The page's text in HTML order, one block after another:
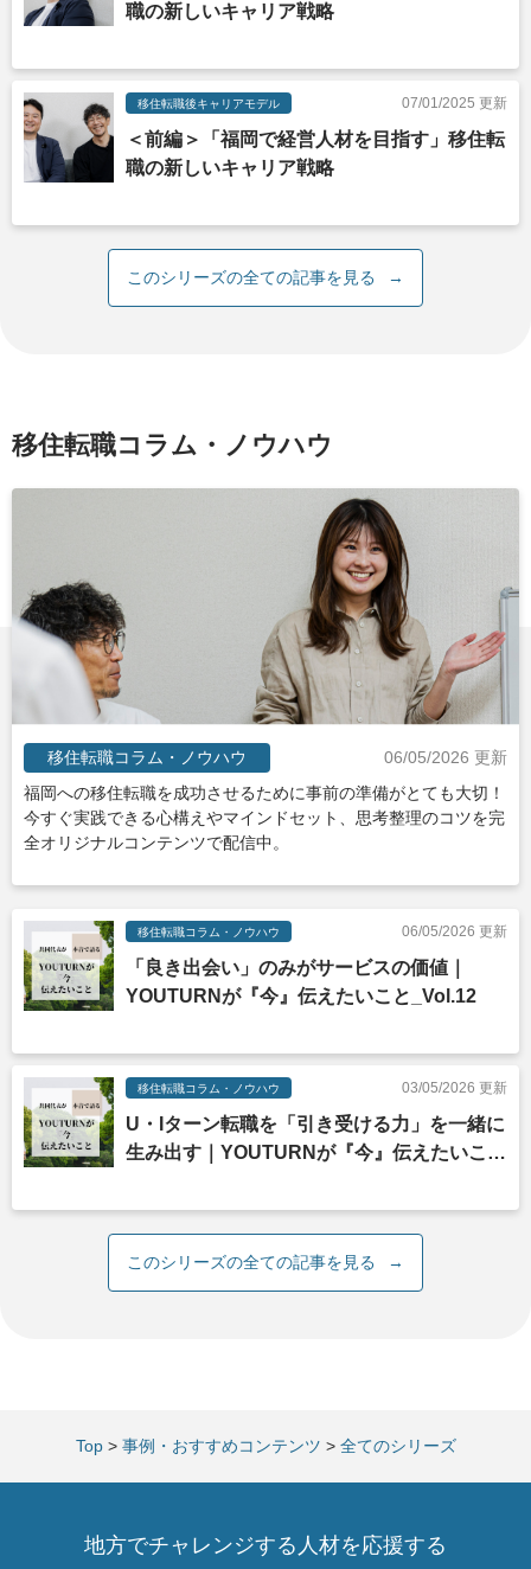
職の新しいキャリア戦略
移住転職後キャリアモデル 07/01/2025 更新
＜前編＞「福岡で経営人材を目指す」移住転
職の新しいキャリア戦略
このシリーズの全ての記事を見る →
移住転職コラム・ノウハウ
福岡への移住転職を成功させるために事前の準備がとても大切！
今すぐ実践できる心構えやマインドセット、思考整理のコツを完
全オリジナルコンテンツで配信中。
移住転職コラム・ノウハウ 06/05/2026 更新
移住転職コラム・ノウハウ 06/05/2026 更新
「良き出会い」のみがサービスの価値｜
YOUTURNが『今』伝えたいこと_Vol.12
移住転職コラム・ノウハウ 03/05/2026 更新
U・Iターン転職を「引き受ける力」を一緒に
生み出す｜YOUTURNが『今』伝えたいこと
このシリーズの全ての記事を見る →
Top > 事例・おすすめコンテンツ > 全てのシリーズ
地方でチャレンジする人材を応援する